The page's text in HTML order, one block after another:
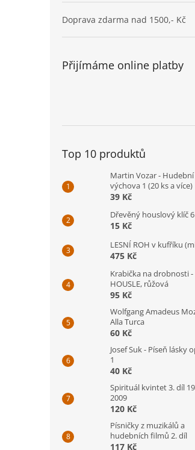
Doprava zdarma nad 1500,- Kč
Přijímáme online platby
Top 10 produktů
Martin Vozar - Hudební
výchova 1 (20 ks a více)
39 Kč
Dřevěný houslový klíč
15 Kč
LESNÍ ROH v kufříku
475 Kč
Krabička na drobnosti -
HOUSLE, růžová
95 Kč
Wolfgang Amadeus
Alla Turca
60 Kč
Josef Suk - Píseň lásky
1
40 Kč
Spirituál kvintet 3. díl
2009
120 Kč
Písničky z muzikálů a
hudebních filmů 2. díl
117 Kč